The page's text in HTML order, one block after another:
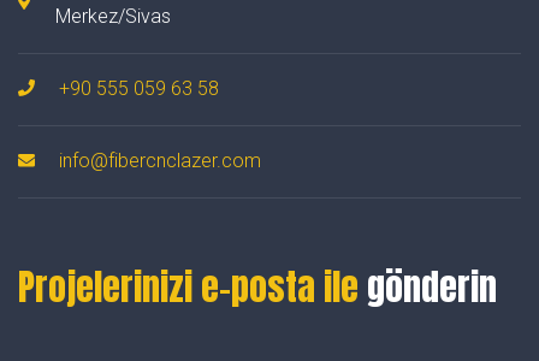
Merkez/Sivas
+90 555 059 63 58
info@fibercnclazer.com
Projelerinizi e-posta ile gönderin